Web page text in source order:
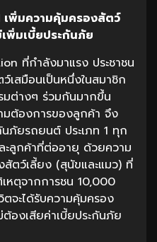
เพิ่มความคุ้มครองสัตว์
เพิ่มเบี้ยประกันภัย
ที่กำลังมาแรง ประชาชน
เสมือนเป็นหนึ่งในสมาชิก
ต่างๆ ร่วมกันมากขึ้น
มต้องการของลูกค้า จึง
นภัยรถยนต์ ประเภท 1 ทุก
ะลูกค้าที่ต่ออายุ ด้วยความ
ตว์เลี้ยง (สุนัขและแมว) ที่
หตุจากการชน 10,000
จะได้รับความคุ้มครอง
องเสียค่าเบี้ยประกันภัย